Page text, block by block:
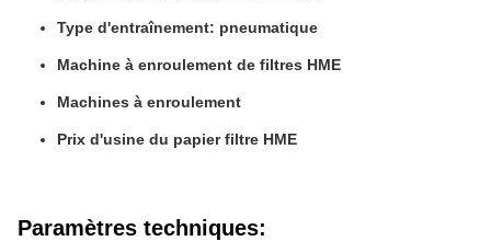
Type d'entraînement: pneumatique
Machine à enroulement de filtres HME
Machines à enroulement
Prix d'usine du papier filtre HME
Paramètres techniques: